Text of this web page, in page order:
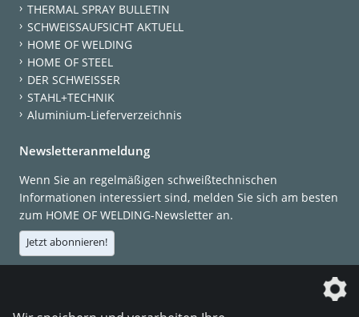
THERMAL SPRAY BULLETIN
SCHWEISSAUFSICHT AKTUELL
HOME OF WELDING
HOME OF STEEL
DER SCHWEISSER
STAHL+TECHNIK
Aluminium-Lieferverzeichnis
Newsletteranmeldung
Wenn Sie an regelmäßigen schweißtechnischen
Informationen interessiert sind, melden Sie sich am besten
zum HOME OF WELDING-Newsletter an.
Jetzt abonnieren!
Die DVS Media GmbH ist ein Unternehmen der